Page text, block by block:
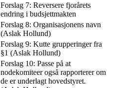
Forslag 7: Reversere fjorårets
endring i budsjettmakten
Forslag 8: Organisasjonens navn
(Aslak Hollund)
Forslag 9: Kutte grupperinger fra
§1 (Aslak Hollund)
Forslag 10: Passe på at
nodekomiteer også rapporterer om
de er underlagt hovedstyret.